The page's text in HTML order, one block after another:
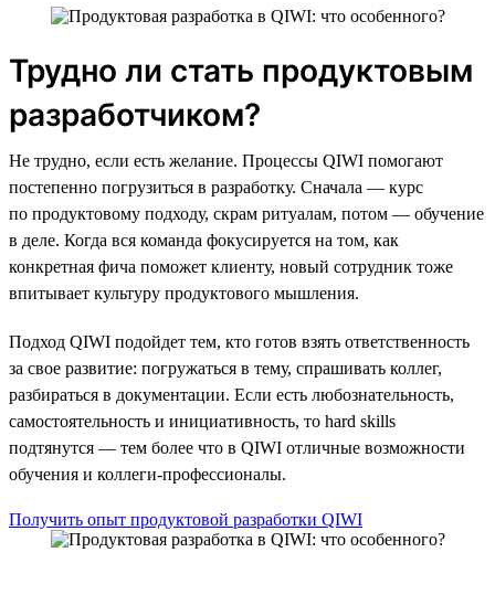
Трудно ли стать продуктовым
разработчиком?
Не трудно, если есть желание. Процессы QIWI помогают
постепенно погрузиться в разработку. Сначала — курс
по продуктовому подходу, скрам ритуалам, потом — обучение
в деле. Когда вся команда фокусируется на том, как
конкретная фича поможет клиенту, новый сотрудник тоже
впитывает культуру продуктового мышления.
Подход QIWI подойдет тем, кто готов взять ответственность
за свое развитие: погружаться в тему, спрашивать коллег,
разбираться в документации. Если есть любознательность,
самостоятельность и инициативность, то hard skills
подтянутся — тем более что в QIWI отличные возможности
обучения и коллеги-профессионалы.
Получить опыт продуктовой разработки QIWI